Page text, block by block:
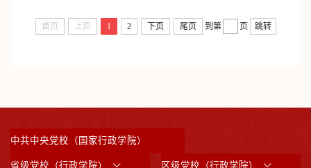
首页 上页 1 2 下页 尾页 到第 页 跳转
中共中央党校（国家行政学院）
省级党校（行政学院） 区级党校（行政学院）